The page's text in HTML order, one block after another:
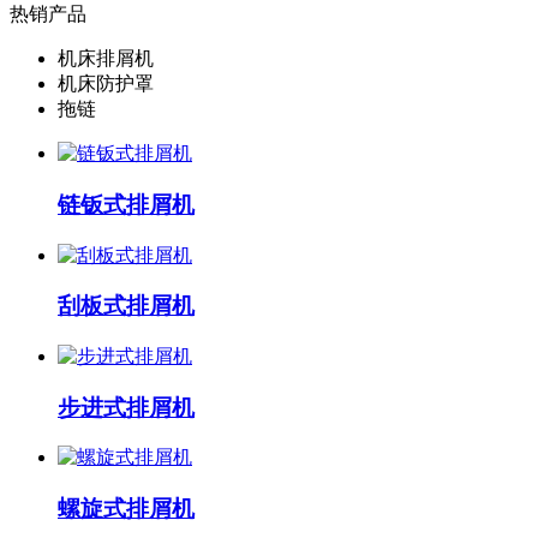
热销产品
机床排屑机
机床防护罩
拖链
链钣式排屑机
刮板式排屑机
步进式排屑机
螺旋式排屑机